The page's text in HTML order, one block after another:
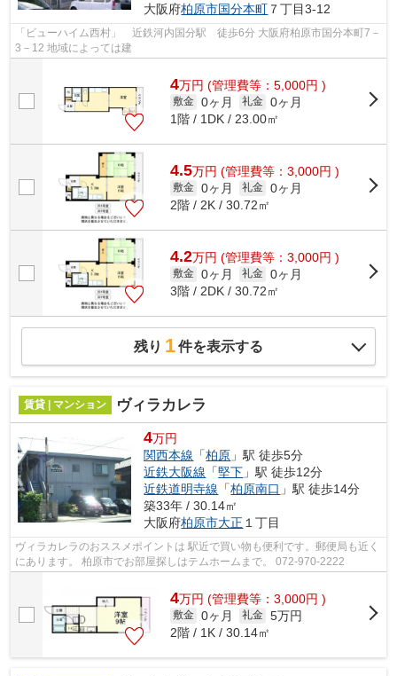
大阪府柏原市国分本町 ７丁目3-12
「ビューハイム西村」 近鉄河内国分駅 徒歩6分 大阪府柏原市国分本町7－
3－12 地域によっては建
4万円 (管理費等：5,000円 )
敷金 0ヶ月 礼金 0ヶ月
1階 / 1DK / 23.00㎡
4.5万円 (管理費等：3,000円 )
敷金 0ヶ月 礼金 0ヶ月
2階 / 2K / 30.72㎡
4.2万円 (管理費等：3,000円 )
敷金 0ヶ月 礼金 0ヶ月
3階 / 2DK / 30.72㎡
残り 1件を表示する
賃貸 | マンション ヴィラカレラ
4万円
関西本線 「柏原 」駅 徒歩5分
近鉄大阪線 「堅下 」駅 徒歩12分
近鉄道明寺線 「柏原南口 」駅 徒歩14分
築33年 / 30.14㎡
大阪府柏原市大正 １丁目
ヴィラカレラのおススメポイントは 駅近で買い物も便利です。郵便局も近く
にあります。 柏原市でお部屋探しはテムホームまで。 072-970-2222
4万円 (管理費等：3,000円 )
敷金 0ヶ月 礼金 5万円
2階 / 1K / 30.14㎡